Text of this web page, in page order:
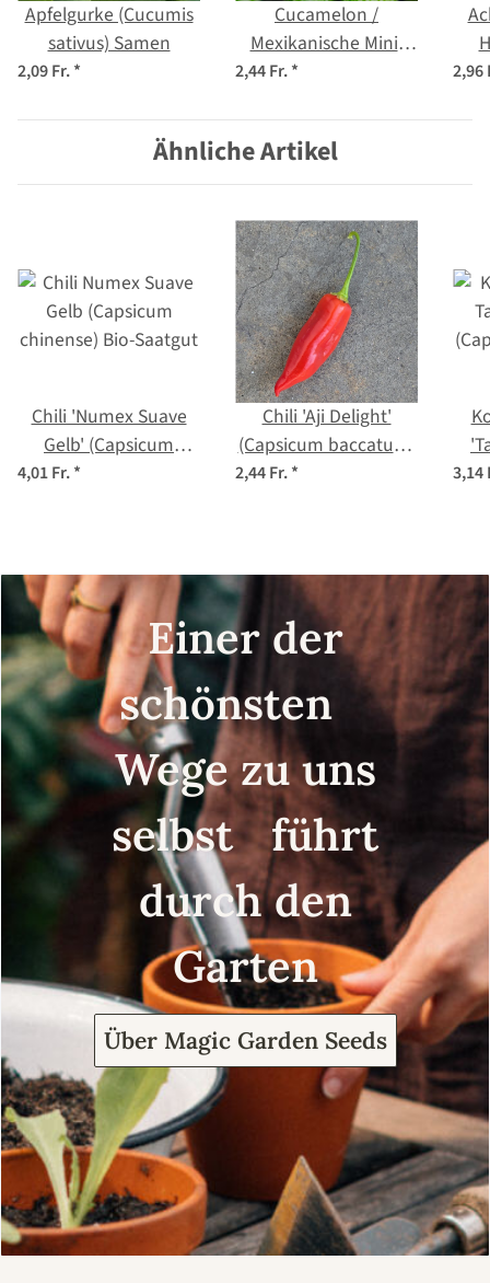
Apfelgurke (Cucumis
sativus) Samen
2,09 Fr.*
Cucamelon /
Mexikanische Mini-
Gurke (Melothria
2,44 Fr.* 2,96
Ähnliche Artikel
Chili 'Numex Suave
Gelb' (Capsicum
chinense) Bio-Saatgut
4,01 Fr.*
Chili 'Aji Delight'
(Capsicum baccatum)
Bio-Saatgut
2,44 Fr.* 3,14
Einer der
schönsten
Wege zu uns
selbst führt
durch den
Garten
Über Magic Garden Seeds